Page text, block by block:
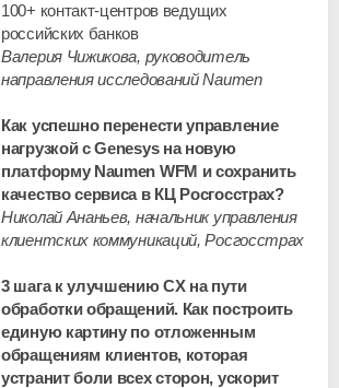
100+ контакт-центров ведущих
российских банков
Валерия Чижикова, руководитель
направления исследований Naumen
Как успешно перенести управление
нагрузкой c Genesys на новую
платформу Naumen WFM и сохранить
качество сервиса в КЦ Росгосстрах?
Николай Ананьев, начальник управления
клиентских коммуникаций, Росгосстрах
3 шага к улучшению CX на пути
обработки обращений. Как построить
единую картину по отложенным
обращениям клиентов, которая
устранит боли всех сторон, ускорит